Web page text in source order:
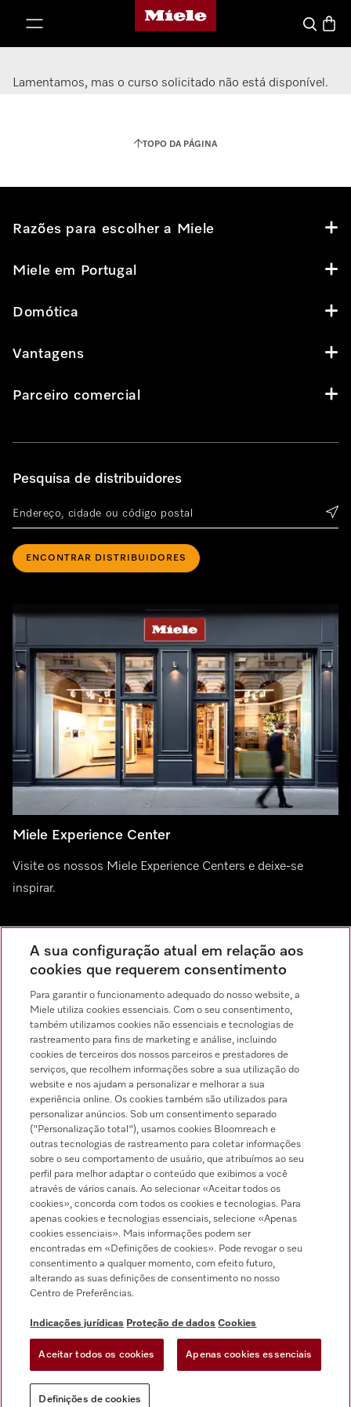
Página principal da Miele
Pesquisa
Lamentamos, mas o curso solicitado não está disponível.
TOPO DA PÁGINA
Razões para escolher a Miele
Miele em Portugal
Domótica
Vantagens
Parceiro comercial
Pesquisa de distribuidores
ENCONTRAR DISTRIBUIDORES
Miele Experience Center
Visite os nossos Miele Experience Centers e deixe-se
inspirar.
Miele Experience Center Carnaxide
Contacto 214 248 100 *
Follow Miele
Newsletter
INDICAÇÕES JURÍDICAS CONDIÇÕES GERAIS
PROTEÇÃO DE DADOS CONDIÇÕES DE UTILIZAÇÃO
A sua configuração atual em relação aos
cookies que requerem consentimento
Para garantir o funcionamento adequado do nosso website, a
Miele utiliza cookies essenciais. Com o seu consentimento,
também utilizamos cookies não essenciais e tecnologias de
rastreamento para fins de marketing e análise, incluindo
cookies de terceiros dos nossos parceiros e prestadores de
serviços, que recolhem informações sobre a sua utilização do
website e nos ajudam a personalizar e melhorar a sua
experiência online. Os cookies também são utilizados para
personalizar anúncios. Sob um consentimento separado
("Personalização total"), usamos cookies Bloomreach e
outras tecnologias de rastreamento para coletar informações
sobre o seu comportamento de usuário, que atribuímos ao seu
perfil para melhor adaptar o conteúdo que exibimos a você
através de vários canais. Ao selecionar «Aceitar todos os
cookies», concorda com todos os cookies e tecnologias. Para
apenas cookies e tecnologias essenciais, selecione «Apenas
cookies essenciais». Mais informações podem ser
encontradas em «Definições de cookies». Pode revogar o seu
consentimento a qualquer momento, com efeito futuro,
alterando as suas definições de consentimento no nosso
Centro de Preferências.
Indicações jurídicas Proteção de dados Cookies
Aceitar todos os cookies Apenas cookies essenciais
Definições de cookies